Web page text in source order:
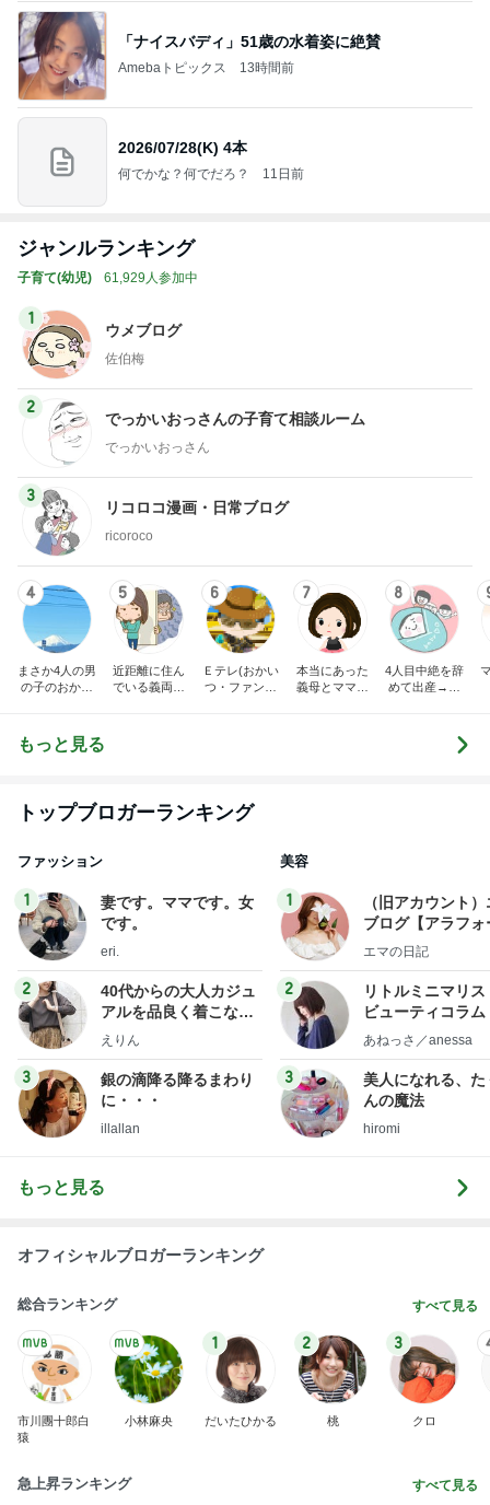
「ナイスバディ」51歳の水着姿に絶賛
Amebaトピックス 13時間前
2026/07/28(K) 4本
何でかな？何でだろ？ 11日前
ジャンルランキング
子育て(幼児) 61,929人参加中
1
ウメブログ
佐伯梅
2
でっかいおっさんの子育て相談ルーム
でっかいおっさん
3
リコロコ漫画・日常ブログ
ricoroco
4
まさか4人の男
の子のおかあ
5
近距離に住ん
でいる義両親
6
Ｅテレ(おかい
つ・ファンタ
7
本当にあった
義母とママ友
8
4人目中絶を辞
めて出産→パ
もっと見る
トップブロガーランキング
ファッション
1
妻です。ママです。女
です。
eri.
2
40代からの大人カジュ
アルを品良く着こなす
ファッションブログ
えりん
3
銀の滴降る降るまわり
に・・・
illallan
美容
1
（旧アカウント
ブログ【アラフォ
社売却セカンドラ
エマの日記
2
リトルミニマリス
ビューティコラ
little
あねっさ／anessa
3
美人になれる、た
んの魔法
hiromi
もっと見る
オフィシャルブロガーランキング
総合ランキング すべて見る
市川團十郎白
猿
小林麻央
1
だいたひかる
2
桃
3
クロ
急上昇ランキング すべて見る